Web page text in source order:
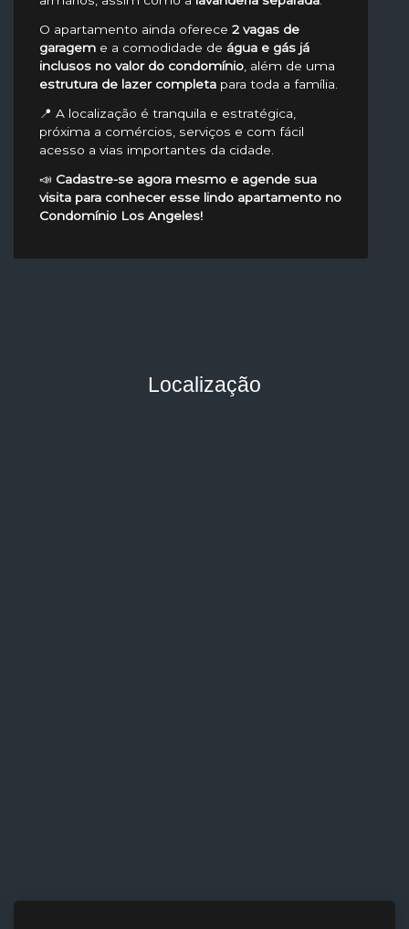
O apartamento ainda oferece 2 vagas de
garagem e a comodidade de água e gás já
inclusos no valor do condomínio , além de uma
estrutura de lazer completa para toda a família.
📍 A localização é tranquila e estratégica,
próxima a comércios, serviços e com fácil
acesso a vias importantes da cidade.
📣 Cadastre-se agora mesmo e agende sua
visita para conhecer esse lindo apartamento no
Condomínio Los Angeles!
Localização